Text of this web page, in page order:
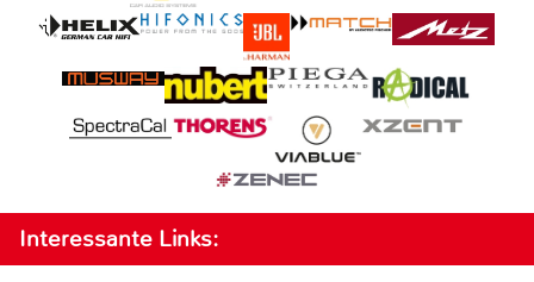
Interessante Links: